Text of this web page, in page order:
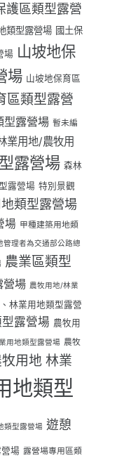
護區類型露營
類型露營場 國土保
場 山坡地保
場 山坡地保育區
區類型露營
型露營場 暫未編
業用地/農牧用
露營場 森林
露營場 特別景觀
類型露營場
場 甲種建築用地類
管理者為交通部公路總
農業區類型
營場 農牧用地/林業
林業用地類型露營
露營場 農牧用
用地類型露營場 農牧
牧用地 林業
地類型
類型露營場 遊憩
場 露營場專用區類